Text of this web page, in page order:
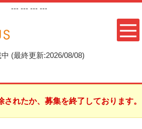
--- --- --- ---
(最終更新:2026/08/08)
されたか、募集を終了しております。